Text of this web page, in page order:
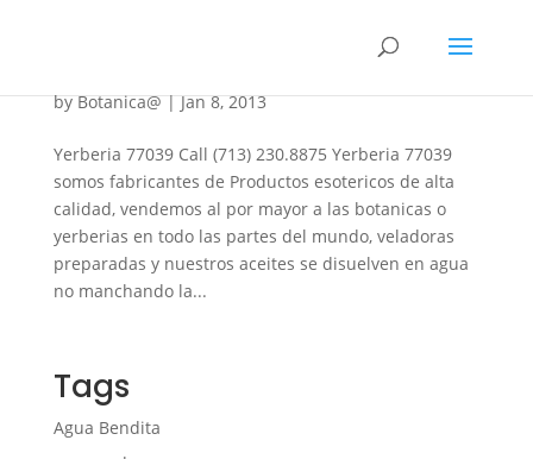
byBotanica@|Jan 8, 2013
Yerberia 77039 Call (713) 230.8875 Yerberia 77039
somos fabricantes de Productos esotericos de alta
calidad, vendemos al por mayor a las botanicas o
yerberias en todo las partes del mundo, veladoras
preparadas y nuestros aceites se disuelven en agua
no manchando la...
Tags
Agua Bendita